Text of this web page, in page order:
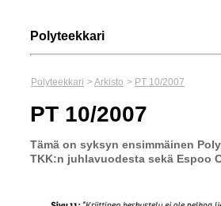
Polyteekkari
Polyteekkari >Arkisto > PT 10/2007
PT 10/2007
Tämä on syksyn ensimmäinen
TKK:n juhlavuodesta sekä Espoo